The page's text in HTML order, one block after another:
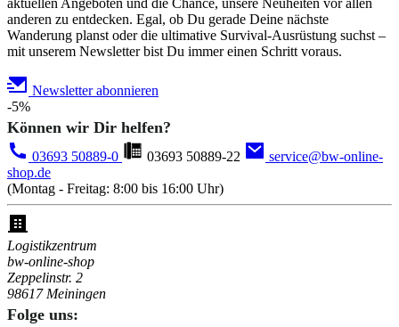
aktuellen Angeboten und die Chance, unsere Neuheiten vor allen
anderen zu entdecken. Egal, ob Du gerade Deine nächste
Wanderung planst oder die ultimative Survival-Ausrüstung suchst –
mit unserem Newsletter bist Du immer einen Schritt voraus.
Newsletter abonnieren
-5%
Können wir Dir helfen?
03693 50889-0 03693 50889-22
service@bw-online-
shop.de
(Montag - Freitag: 8:00 bis 16:00 Uhr)
Logistikzentrum
bw-online-shop
Zeppelinstr. 2
98617 Meiningen
Folge uns: